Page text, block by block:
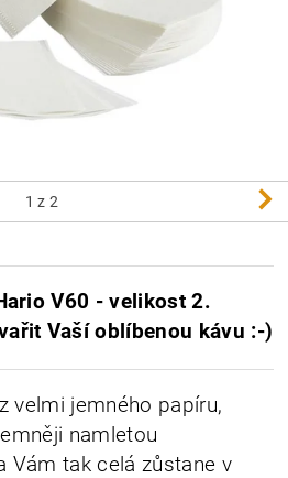
1 z 2
V60 - velikost 2.
Vaší oblíbenou kávu :-)
velmi jemného papíru,
namletou
Vám tak celá zůstane v